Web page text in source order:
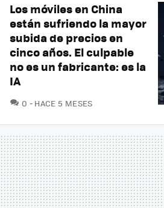
Los móviles en China
están sufriendo la mayor
subida de precios en
cinco años. El culpable
no es un fabricante: es la
IA
0 COMENTARIOS
HACE 5 MESES